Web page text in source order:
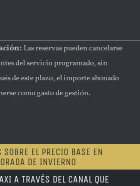
Las reservas pueden cancelarse
del servicio programado, sin
de este plazo, el importe abonado
como gasto de gestión.
SOBRE EL PRECIO BASE EN
DE INVIERNO
A TRAVÉS DEL CANAL QUE